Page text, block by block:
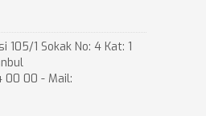
105/1 Sokak No: 4 Kat: 1
00 00 - Mail: